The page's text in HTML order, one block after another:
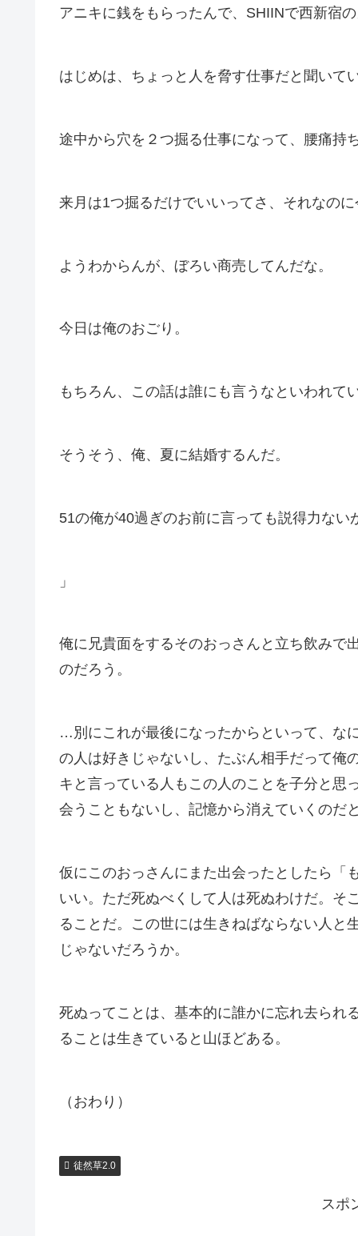
アニキに銭をもらったんで、SHIINで西新宿
はじめは、ちょっと人を脅す仕事だと聞いてい
途中から穴を２つ掘る仕事になって、腰痛持
来月は1つ掘るだけでいいってさ、それなのに
ようわからんが、ぼろい商売してんだな。
今日は俺のおごり。
もちろん、この話は誰にも言うなといわれて
そうそう、俺、夏に結婚するんだ。
51の俺が40過ぎのお前に言っても説得力ない
」
俺に兄貴面をするそのおっさんと立ち飲みで
のだろう。
…別にこれが最後になったからといって、な
の人は好きじゃないし、たぶん相手だって俺
キと言っている人もこの人のことを子分と
会うこともないし、記憶から消えていくのだ
仮にこのおっさんにまた出会ったとしたら「
いい。ただ死ぬべくして人は死ぬわけだ。そ
ることだ。この世には生きねばならない人と
じゃないだろうか。
死ぬってことは、基本的に誰かに忘れ去られ
ることは生きていると山ほどある。
（おわり）
徒然草2.0
スポ